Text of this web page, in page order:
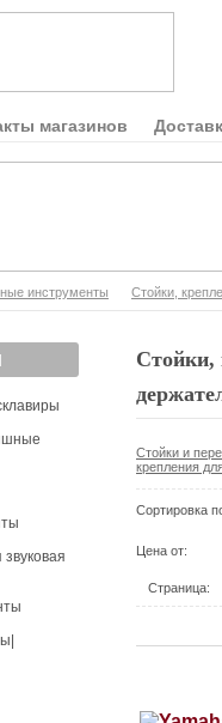
магазинов
инструменты Стойки,
Стойки,
Стойки и
крепления
Сортировка
Цена от:
Страница: